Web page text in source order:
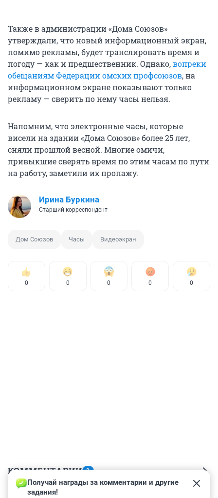
Также в администрации «Дома Союзов»
утверждали, что новый информационный экран,
помимо рекламы, будет транслировать время и
погоду — как и предшественник. Однако,вопреки
обещаниям Федерации омских профсоюзов, на
информационном экране показывают только
рекламу — сверить по нему часы нельзя.
Напомним, что электронные часы, которые
висели на здании «Дома Союзов» более 25 лет,
сняли прошлой весной. Многие омичи,
привыкшие сверять время по этим часам по пути
на работу, заметили их пропажу.
Ирина Буркина
Старший корреспондент
Дом Союзов Часы Видеоэкран
0 0 0 0 0
КОММЕНТАРИИ 3
Гость
Получай награды за комментарии и другие
задания!